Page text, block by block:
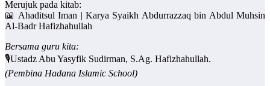
Merujuk pada kitab:
📖 Ahaditsul Iman | Karya Syaikh Abdurrazzaq bin Abdul Muhsin
Al-Badr Hafizhahullah
Bersama guru kita:
🎙️Ustadz Abu Yasyfik Sudirman, S.Ag. Hafizhahullah.
(Pembina Hadana Islamic School)